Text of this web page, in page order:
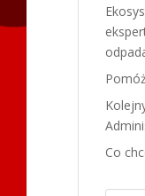
Co